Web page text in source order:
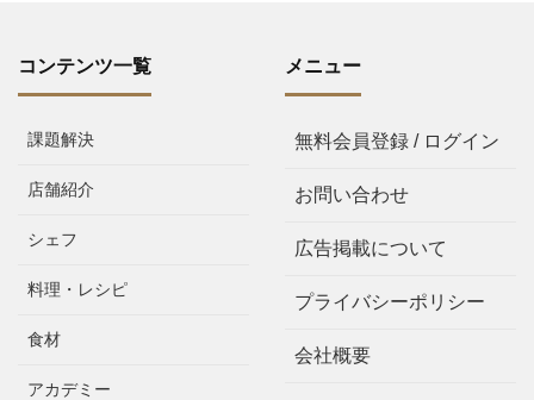
コンテンツ一覧
課題解決
店舗紹介
シェフ
料理・レシピ
食材
アカデミー
メニュー
無料会員登録 / ログイン
お問い合わせ
広告掲載について
プライバシーポリシー
会社概要